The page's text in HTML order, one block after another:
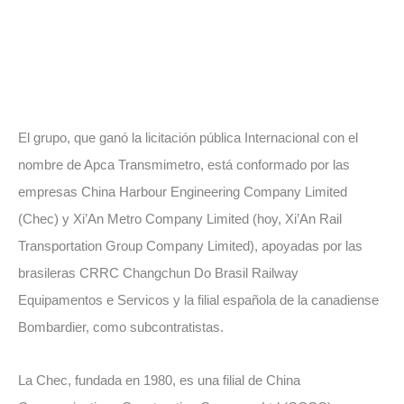
El grupo, que ganó la licitación pública Internacional con el
nombre de Apca Transmimetro, está conformado por las
empresas China Harbour Engineering Company Limited
(Chec) y Xi’An Metro Company Limited (hoy, Xi’An Rail
Transportation Group Company Limited), apoyadas por las
brasileras CRRC Changchun Do Brasil Railway
Equipamentos e Servicos y la filial española de la canadiense
Bombardier, como subcontratistas.
La Chec, fundada en 1980, es una filial de China